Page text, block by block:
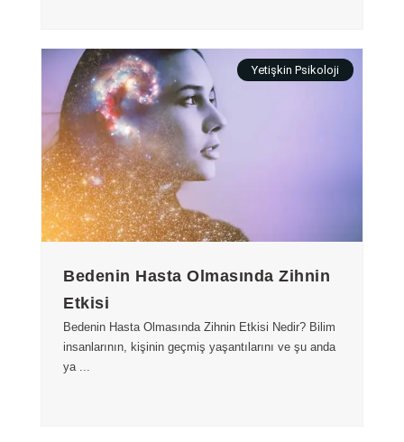
Yetişkin Psikoloji
Bedenin Hasta Olmasında Zihnin
Etkisi
Bedenin Hasta Olmasında Zihnin Etkisi Nedir? Bilim
insanlarının, kişinin geçmiş yaşantılarını ve şu anda
ya ...